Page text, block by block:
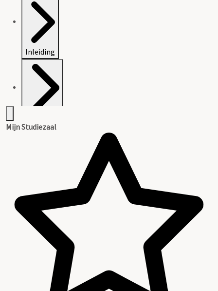
Inleiding
Mijn Studiezaal